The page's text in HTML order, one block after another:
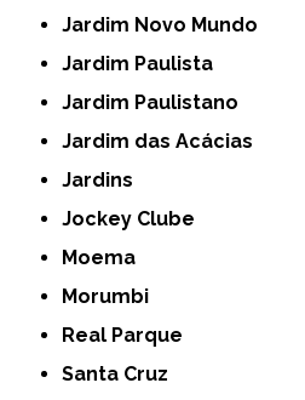
Jardim Novo Mundo
Jardim Paulista
Jardim Paulistano
Jardim das Acácias
Jardins
Jockey Clube
Moema
Morumbi
Real Parque
Santa Cruz